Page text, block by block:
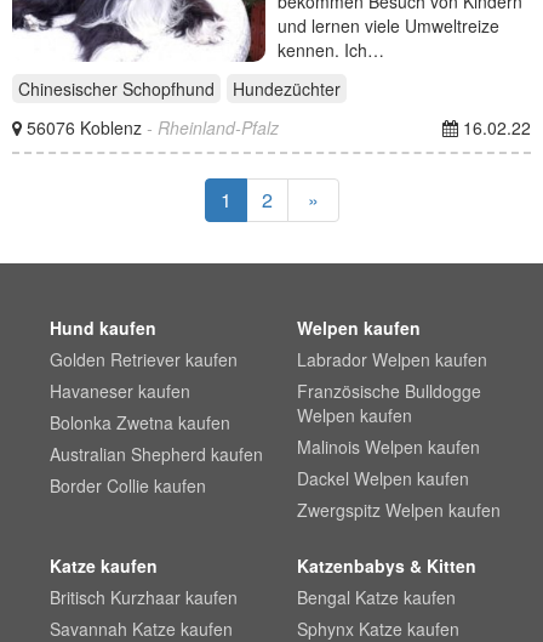
und lernen viele Umweltreize
kennen. Ich…
Chinesischer Schopfhund
Hundezüchter
56076 Koblenz - Rheinland-Pfalz 16.02.22
1 2 »
Hund kaufen
Golden Retriever kaufen
Havaneser kaufen
Bolonka Zwetna kaufen
Australian Shepherd kaufen
Border Collie kaufen
Welpen kaufen
Labrador Welpen kaufen
Französische Bulldogge
Welpen kaufen
Malinois Welpen kaufen
Dackel Welpen kaufen
Zwergspitz Welpen kaufen
Katze kaufen
Britisch Kurzhaar kaufen
Savannah Katze kaufen
Katzenbabys & Kitten
Bengal Katze kaufen
Sphynx Katze kaufen